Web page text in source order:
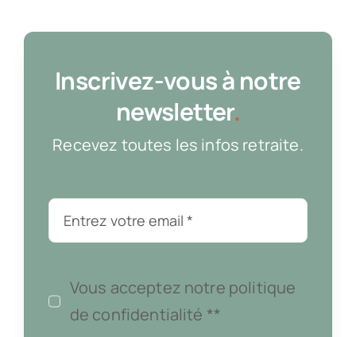
Inscrivez-vous à notre
newsletter.
Recevez toutes les infos retraite.
Vous acceptez notre politique
de confidentialité **